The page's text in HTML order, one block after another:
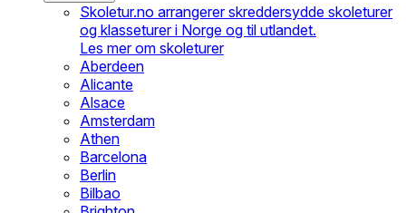
Skoletur.no arrangerer skreddersydde skoleturer
og klasseturer i Norge og til utlandet.
Les mer om skoleturer
Aberdeen
Alicante
Alsace
Amsterdam
Athen
Barcelona
Berlin
Bilbao